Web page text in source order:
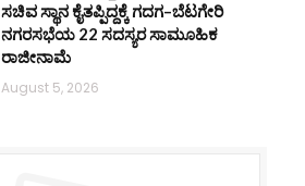
ಸಚಿವ ಸ್ಥಾನ ಕೈತಪ್ಪಿದ್ದಕ್ಕೆ ಗದಗ–ಬೆಟಗೇರಿ
ನಗರಸಭೆಯ 22 ಸದಸ್ಯರ ಸಾಮೂಹಿಕ
ರಾಜೀನಾಮೆ
August 5, 2026